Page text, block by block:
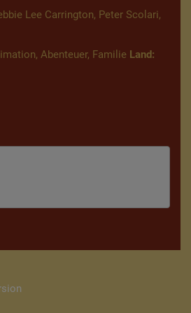
Lee Carrington, Peter Scolari,
Abenteuer, Familie Land: